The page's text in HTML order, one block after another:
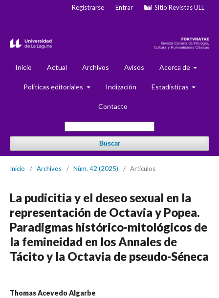
Inicio Actual Archivos Avisos Acerca de
Políticas editoriales Indización Estadísticas
Contacto
Buscar
Registrarse Entrar Sitio Revistas ULL
Inicio / Archivos / Núm. 42 (2025) / Artículos
La pudicitia y el deseo sexual en la
representación de Octavia y Popea.
Paradigmas histórico-mitológicos de
la femineidad en los Annales de
Tácito y la Octavia de pseudo-Séneca
Thomas Acevedo Algarbe